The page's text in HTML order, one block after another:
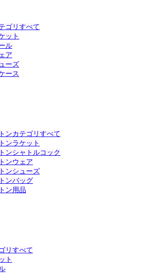
ゴリすべて
ット
ル
ア
ーズ
ース
ンカテゴリすべて
ンラケット
ンシャトルコック
ンウェア
ンシューズ
ンバッグ
ン用品
リすべて
ト